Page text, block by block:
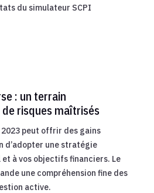
du simulateur SCPI
: un terrain
risques maîtrisés
peut offrir des gains
une stratégie
à vos objectifs financiers. Le
une compréhension fine des
active.